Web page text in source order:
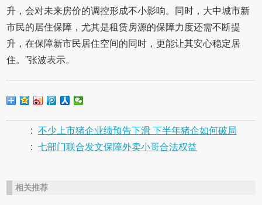
升，会对未来房价的调控形成不小影响。同时，大中城市新
市民的居住保障，尤其是租赁房源的保障力度还需不断提
升，在保障新市民居住空间的同时，更能让其安心稳定居
住。”张波表示。
: 不少上市猪企业绩预告下滑 下半年猪企如何破局
: 七部门联合发文保障外卖小哥合法权益
相关推荐